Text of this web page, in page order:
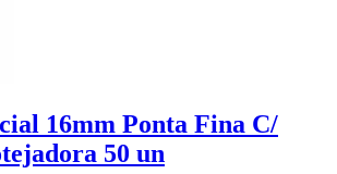
16mm Ponta Fina C/
50 un